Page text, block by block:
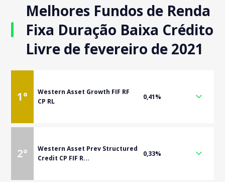
Melhores Fundos de Renda
Fixa Duração Baixa Crédito
Livre de fevereiro de 2021
1°
Western Asset Growth FIF RF
CP RL
0,41%
2°
Western Asset Prev Structured
Credit CP FIF R...
0,33%